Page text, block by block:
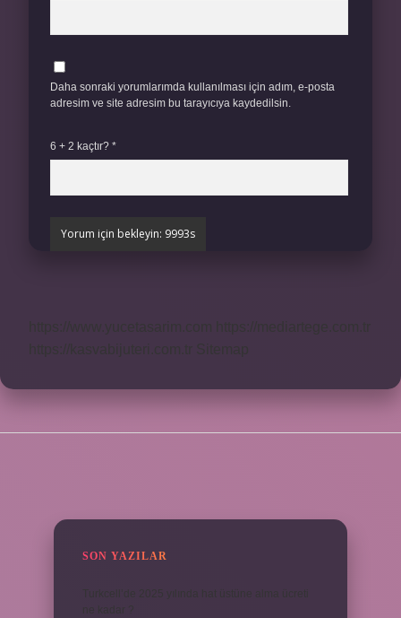
Daha sonraki yorumlarımda kullanılması için adım, e-posta
adresim ve site adresim bu tarayıcıya kaydedilsin.
6 + 2 kaçtır? *
SON YAZILAR